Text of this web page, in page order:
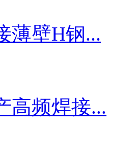
薄壁H钢...
高频焊接...